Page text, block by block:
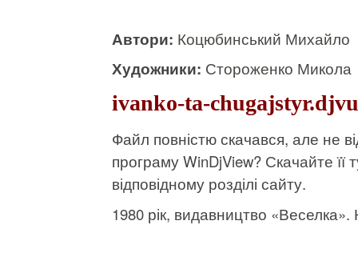
Автори: Коцюбинський Михайло
Художники: Стороженко Микола
ivanko-ta-
Файл повністю скачався, але не
програму WinDjView? Скачайте її
відповідному розділі сайту.
1980 рік, видавництво «Веселка».